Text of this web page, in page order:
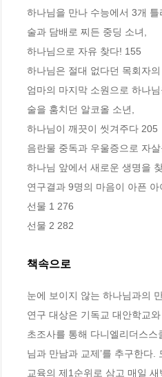
하나님을 만나 수능에서 3개 틀
술과 담배로 찌든 중딩 소녀,
하나님으로 자유 찾다! 155
하나님은 절대 없다던 목회자의
엄마의 마지막 소원으로 하나
술을 훔치던 알코올 소년,
하나님이 깨끗이 씻겨주다 205
음란물 중독과 우울증으로 자살
하나님 앞에서 새로운 생명을
연구결과 9명의 마음이 아픈
선물 1 276
선물 2 282
책속으로
눈에 보이지 않는 하나님과의
연구 대상은 기독교 대안학교
초조사를 통해 다니엘리더스스
님과 만남과 교제’를 추구한다
교육의 제1순위로 삼고 매일